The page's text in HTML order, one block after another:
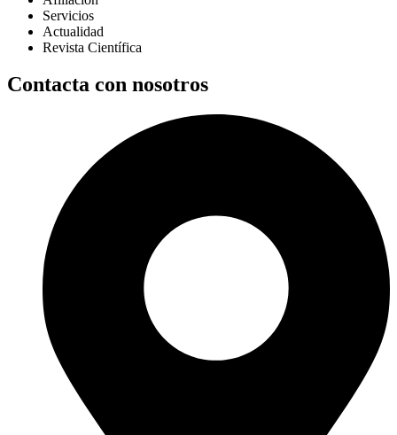
Servicios
Actualidad
Revista Científica
Contacta con nosotros